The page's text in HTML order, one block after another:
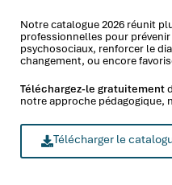
Notre catalogue 2026 réunit
professionnelles pour
psychosociaux, renforcer le
changement, ou encore
Téléchargez-le gratuitement
notre approche pédagogique,
Télécharger le